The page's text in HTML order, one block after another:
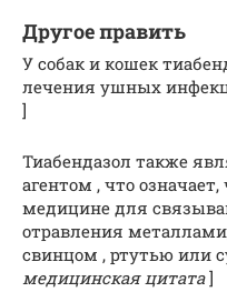
Другое править
У собак и кошек
лечения ушных
]
Тиабендазол также
агентом , что
медицине для
отравления
свинцом , ртутью или
медицинская цитата]